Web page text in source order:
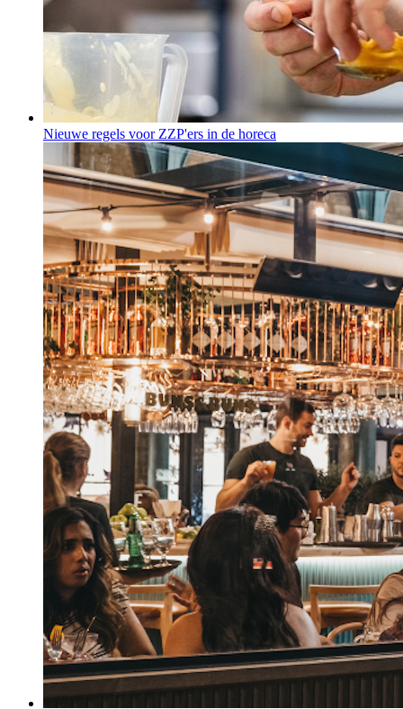
Nieuwe regels voor ZZP'ers in de horeca